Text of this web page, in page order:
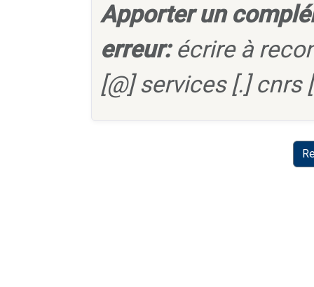
Apporter un
erreur:écrire à
[@] services [.] cnrs